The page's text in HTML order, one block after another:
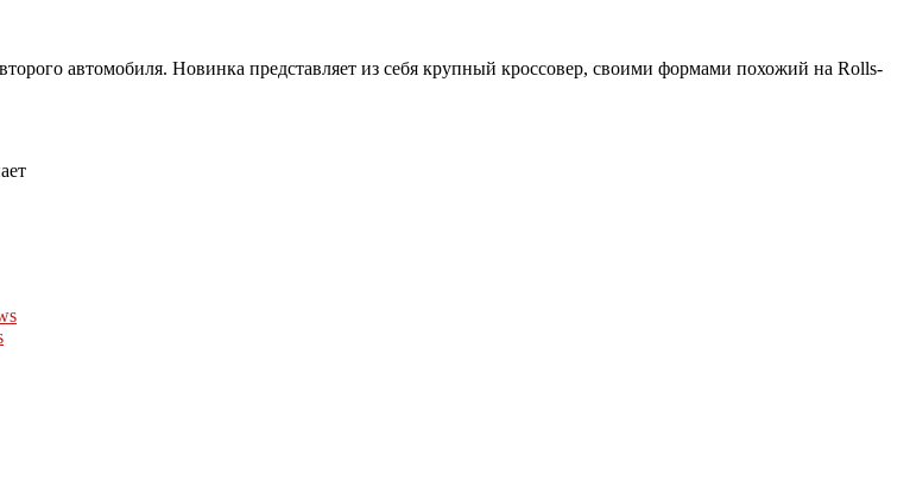
автомобиля. Новинка представляет из себя крупный кроссовер, своими формами похожий на Rolls-